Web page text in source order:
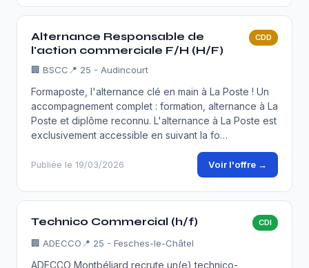
Alternance Responsable de
l'action commerciale F/H (H/F)
CDD
🏢 BSCC 📍 25 - Audincourt
Formaposte, l'alternance clé en main à La Poste ! Un
accompagnement complet : formation, alternance à La
Poste et diplôme reconnu. L'alternance à La Poste est
exclusivement accessible en suivant la fo…
Publiée le 19/03/2026 Voir l'offre →
Technico Commercial (h/f) CDI
🏢 ADECCO 📍 25 - Fesches-le-Châtel
ADECCO Montbéliard recrute un(e) technico-